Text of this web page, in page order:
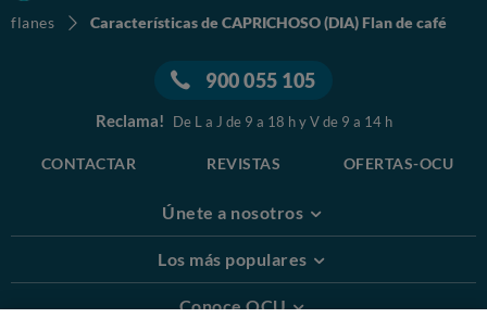
flanes
Características de CAPRICHOSO (DIA) Flan de café
900 055 105
Reclama! De L a J de 9 a 18 h y V de 9 a 14 h
CONTACTAR REVISTAS OFERTAS-OCU
Únete a nosotros
Los más populares
Conoce OCU